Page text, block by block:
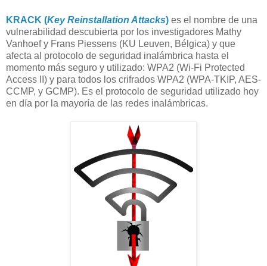
KRACK (Key Reinstallation Attacks) es el nombre de una
vulnerabilidad descubierta por los investigadores Mathy
Vanhoef y Frans Piessens (KU Leuven, Bélgica) y que
afecta al protocolo de seguridad inalámbrica hasta el
momento más seguro y utilizado: WPA2 (Wi-Fi Protected
Access II) y para todos los crifrados WPA2 (WPA-TKIP, AES-
CCMP, y GCMP). Es el protocolo de seguridad utilizado hoy
en día por la mayoría de las redes inalámbricas.